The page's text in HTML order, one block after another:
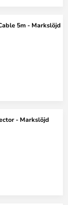
5m - Markslöjd
- Markslöjd